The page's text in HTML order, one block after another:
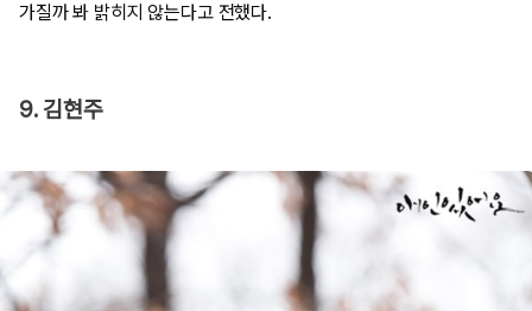
가질까 봐 밝히지 않는다고 전했다.
9. 김현주